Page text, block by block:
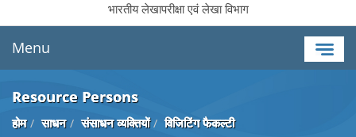
भारतीय लेखापरीक्षा एवं लेखा विभाग
Menu
Resource Persons
होम साधन संसाधन व्यक्तियों विजिटिंग फैकल्टी